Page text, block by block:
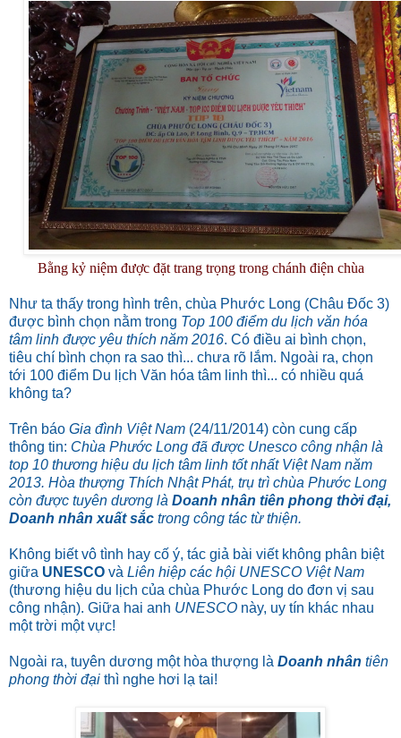
Bằng kỷ niệm được đặt trang trọng trong chánh điện chùa
Như ta thấy trong hình trên, chùa Phước Long (Châu Đốc 3)
được bình chọn nằm trong Top 100 điểm du lịch văn hóa
tâm linh được yêu thích năm 2016. Có điều ai bình chọn,
tiêu chí bình chọn ra sao thì... chưa rõ lắm. Ngoài ra, chọn
tới 100 điểm Du lịch Văn hóa tâm linh thì... có nhiều quá
không ta?
Trên báo Gia đình Việt Nam (24/11/2014) còn cung cấp
thông tin: Chùa Phước Long đã được Unesco công nhận là
top 10 thương hiệu du lịch tâm linh tốt nhất Việt Nam năm
2013. Hòa thượng Thích Nhật Phát, trụ trì chùa Phước Long
còn được tuyên dương là Doanh nhân tiên phong thời đại,
Doanh nhân xuất sắc trong công tác từ thiện.
Không biết vô tình hay cố ý, tác giả bài viết không phân biệt
giữa UNESCO và Liên hiệp các hội UNESCO Việt Nam
(thương hiệu du lịch của chùa Phước Long do đơn vị sau
công nhận). Giữa hai anh UNESCO này, uy tín khác nhau
một trời một vực!
Ngoài ra, tuyên dương một hòa thượng là Doanh nhân tiên
phong thời đại thì nghe hơi lạ tai!